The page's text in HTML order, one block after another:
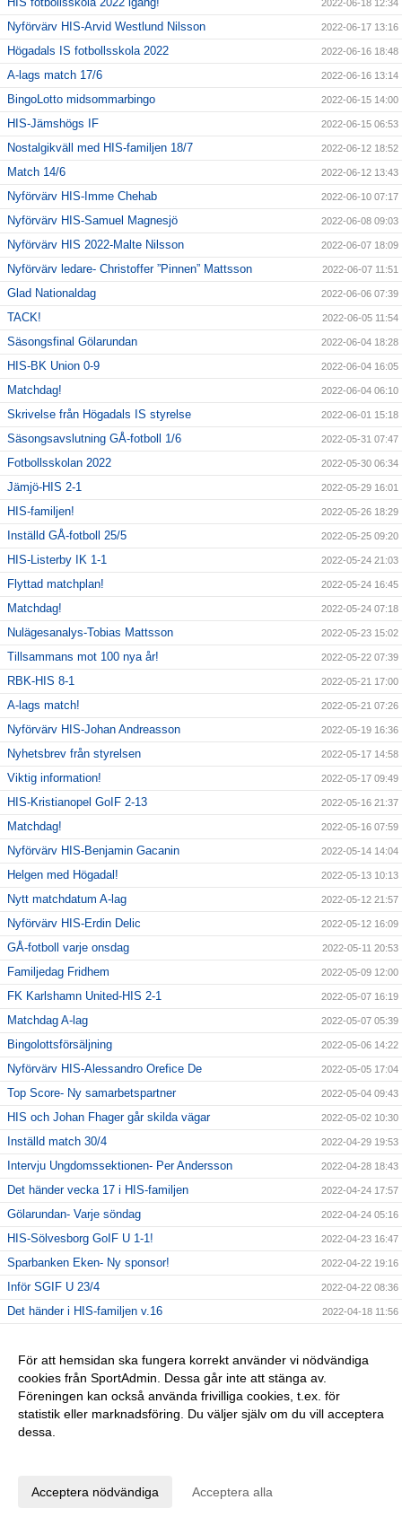
2022-06-18 12:34
Nyförvärv HIS-Arvid Westlund Nilsson 2022-06-17 13:16
Högadals IS fotbollsskola 2022 2022-06-16 18:48
A-lags match 17/6 2022-06-16 13:14
BingoLotto midsommarbingo 2022-06-15 14:00
HIS-Jämshögs IF 2022-06-15 06:53
Nostalgikväll med HIS-familjen 18/7 2022-06-12 18:52
Match 14/6 2022-06-12 13:43
Nyförvärv HIS-Imme Chehab 2022-06-10 07:17
Nyförvärv HIS-Samuel Magnesjö 2022-06-08 09:03
Nyförvärv HIS 2022-Malte Nilsson 2022-06-07 18:09
Nyförvärv ledare- Christoffer ”Pinnen” Mattsson 2022-06-07 11:51
Glad Nationaldag 2022-06-06 07:39
TACK! 2022-06-05 11:54
Säsongsfinal Gölarundan 2022-06-04 18:28
HIS-BK Union 0-9 2022-06-04 16:05
Matchdag! 2022-06-04 06:10
Skrivelse från Högadals IS styrelse 2022-06-01 15:18
Säsongsavslutning GÅ-fotboll 1/6 2022-05-31 07:47
Fotbollsskolan 2022 2022-05-30 06:34
Jämjö-HIS 2-1 2022-05-29 16:01
HIS-familjen! 2022-05-26 18:29
Inställd GÅ-fotboll 25/5 2022-05-25 09:20
HIS-Listerby IK 1-1 2022-05-24 21:03
Flyttad matchplan! 2022-05-24 16:45
Matchdag! 2022-05-24 07:18
Nulägesanalys-Tobias Mattsson 2022-05-23 15:02
Tillsammans mot 100 nya år! 2022-05-22 07:39
RBK-HIS 8-1 2022-05-21 17:00
A-lags match! 2022-05-21 07:26
Nyförvärv HIS-Johan Andreasson 2022-05-19 16:36
Nyhetsbrev från styrelsen 2022-05-17 14:58
Viktig information! 2022-05-17 09:49
HIS-Kristianopel GoIF 2-13 2022-05-16 21:37
Matchdag! 2022-05-16 07:59
Nyförvärv HIS-Benjamin Gacanin 2022-05-14 14:04
Helgen med Högadal! 2022-05-13 10:13
Nytt matchdatum A-lag 2022-05-12 21:57
Nyförvärv HIS-Erdin Delic 2022-05-12 16:09
GÅ-fotboll varje onsdag 2022-05-11 20:53
Familjedag Fridhem 2022-05-09 12:00
FK Karlshamn United-HIS 2-1 2022-05-07 16:19
Matchdag A-lag 2022-05-07 05:39
Bingolottsförsäljning 2022-05-06 14:22
Nyförvärv HIS-Alessandro Orefice De 2022-05-05 17:04
Top Score- Ny samarbetspartner 2022-05-04 09:43
HIS och Johan Fhager går skilda vägar 2022-05-02 10:30
Inställd match 30/4 2022-04-29 19:53
Intervju Ungdomssektionen- Per Andersson 2022-04-28 18:43
Det händer vecka 17 i HIS-familjen 2022-04-24 17:57
Gölarundan- Varje söndag 2022-04-24 05:16
HIS-Sölvesborg GoIF U 1-1! 2022-04-23 16:47
Sparbanken Eken- Ny sponsor! 2022-04-22 19:16
Inför SGIF U 23/4 2022-04-22 08:36
Det händer i HIS-familjen v.16 2022-04-18 11:56
BingoLotto påskspecial 2022-04-16 07:12
Jämshögs IF-HIS 6-1 2022-04-15 16:19
Glad Påsk önskar HIS-familjen! 2022-04-14 17:12
GÅ-fotboll Onsdagar
För att hemsidan ska fungera korrekt använder vi nödvändiga
cookies från SportAdmin. Dessa går inte att stänga av.
Föreningen kan också använda frivilliga cookies, t.ex. för
statistik eller marknadsföring. Du väljer själv om du vill acceptera
dessa.
Acceptera nödvändiga Acceptera alla